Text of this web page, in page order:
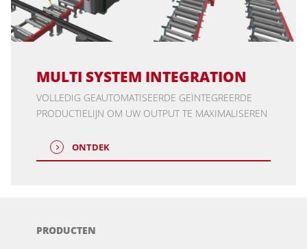
MULTI SYSTEM INTEGRATION
VOLLEDIG GEAUTOMATISEERDE GEÏNTEGREERDE
PRODUCTIELIJN OM UW OUTPUT TE MAXIMALISEREN
ONTDEK
PRODUCTEN